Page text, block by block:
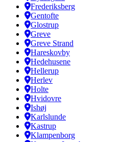
Frederiksberg
Gentofte
Glostrup
Greve
Greve Strand
Hareskovby
Hedehusene
Hellerup
Herlev
Holte
Hvidovre
Ishøj
Karlslunde
Kastrup
Klampenborg